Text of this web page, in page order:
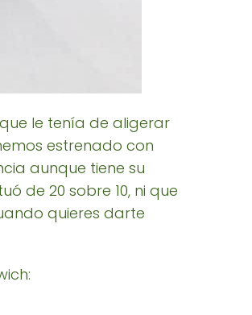
le tenía de aligerar
estrenado con
aunque tiene su
de 20 sobre 10, ni que
quieres darte